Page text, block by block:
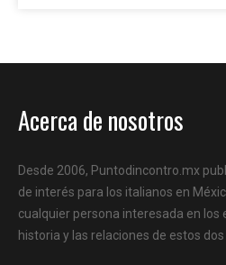
Acerca de nosotros
Desde 2006, Puntodincontro.mx
de interés para los italianos en
cualquier persona interesada en los
historia y las relaciones de estos dos